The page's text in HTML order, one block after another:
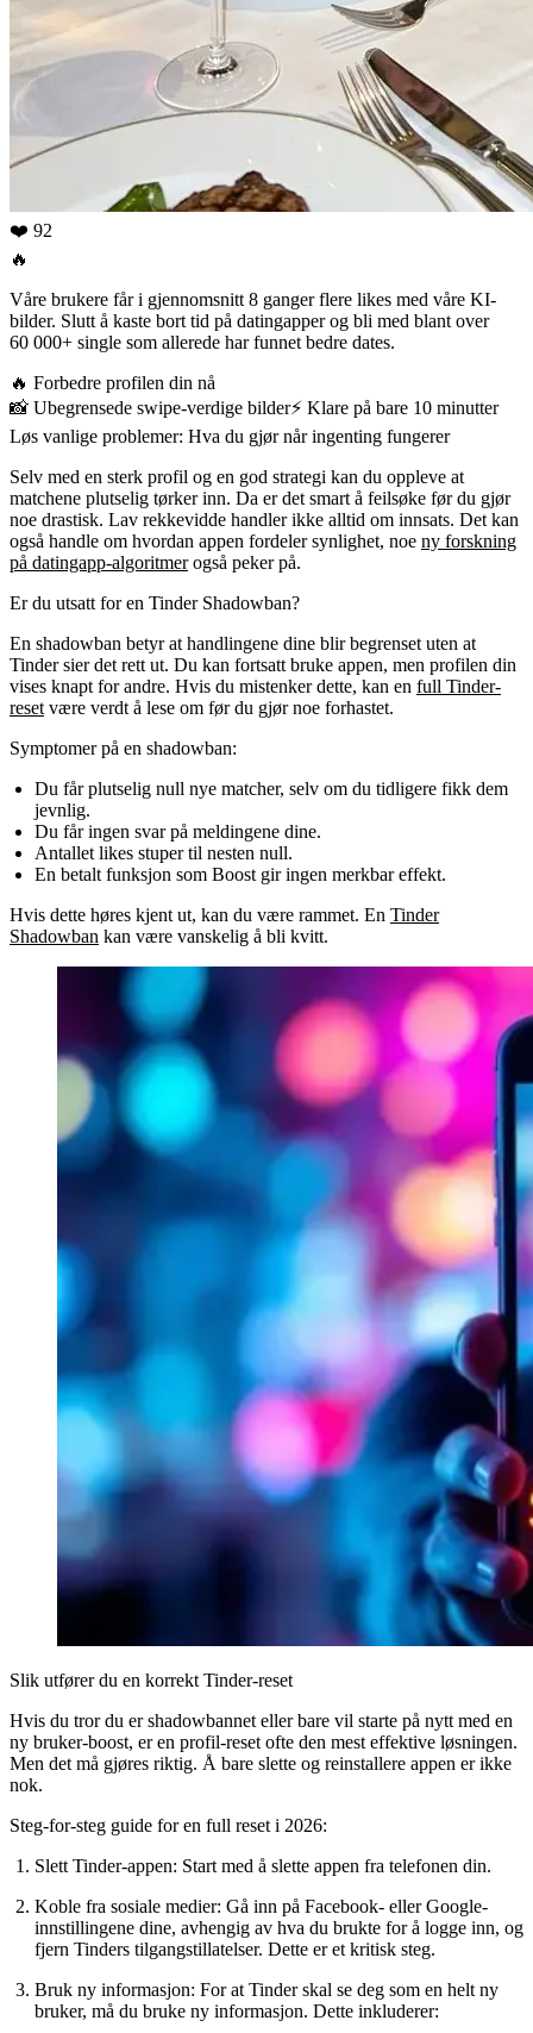
❤️ 92
🔥
Våre brukere får i gjennomsnitt 8 ganger flere likes med våre KI-
bilder. Slutt å kaste bort tid på datingapper og bli med blant over
60 000+ single som allerede har funnet bedre dates.
🔥 Forbedre profilen din nå
📸 Ubegrensede swipe-verdige bilder⚡️ Klare på bare 10 minutter
Løs vanlige problemer: Hva du gjør når ingenting fungerer
Selv med en sterk profil og en god strategi kan du oppleve at
matchene plutselig tørker inn. Da er det smart å feilsøke før du gjør
noe drastisk. Lav rekkevidde handler ikke alltid om innsats. Det kan
også handle om hvordan appen fordeler synlighet, noe ny forskning
på datingapp-algoritmerogså peker på.
Er du utsatt for en Tinder Shadowban?
En shadowban betyr at handlingene dine blir begrenset uten at
Tinder sier det rett ut. Du kan fortsatt bruke appen, men profilen din
vises knapt for andre. Hvis du mistenker dette, kan en full Tinder-
reset være verdt å lese om før du gjør noe forhastet.
Symptomer på en shadowban:
Du får plutselig null nye matcher, selv om du tidligere fikk dem
jevnlig.
Du får ingen svar på meldingene dine.
Antallet likes stuper til nesten null.
En betalt funksjon som Boost gir ingen merkbar effekt.
Hvis dette høres kjent ut, kan du være rammet. En Tinder
Shadowban kan være vanskelig å bli kvitt.
Slik utfører du en korrekt Tinder-reset
Hvis du tror du er shadowbannet eller bare vil starte på nytt med en
ny bruker-boost, er en profil-reset ofte den mest effektive løsningen.
Men det må gjøres riktig. Å bare slette og reinstallere appen er ikke
nok.
Steg-for-steg guide for en full reset i 2026:
Slett Tinder-appen: Start med å slette appen fra telefonen din.
Koble fra sosiale medier: Gå inn på Facebook- eller Google-
innstillingene dine, avhengig av hva du brukte for å logge inn, og
fjern Tinders tilgangstillatelser. Dette er et kritisk steg.
Bruk ny informasjon: For at Tinder skal se deg som en helt ny
bruker, må du bruke ny informasjon. Dette inkluderer: